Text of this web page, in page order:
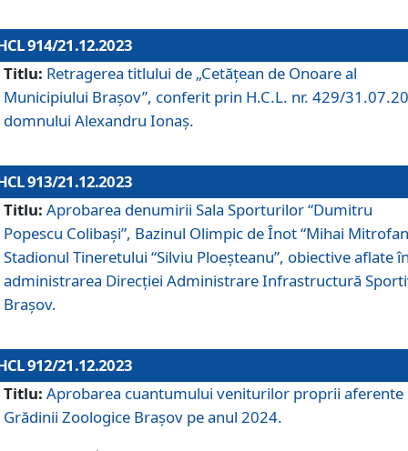
914/21.12.2023
Titlu: Retragerea titlului de „Cetățean de Onoare al
Municipiului Brașov”, conferit prin H.C.L. nr. 429/
domnului Alexandru Ionaș.
913/21.12.2023
Titlu: Aprobarea denumirii Sala Sporturilor “Dumitru
Popescu Colibași”, Bazinul Olimpic de Înot “Mihai
Stadionul Tineretului “Silviu Ploeșteanu”, obiective aflate
administrarea Direcției Administrare Infrastructură
Brașov.
912/21.12.2023
Titlu: Aprobarea cuantumului veniturilor proprii aferente
Grădinii Zoologice Braşov pe anul 2024.